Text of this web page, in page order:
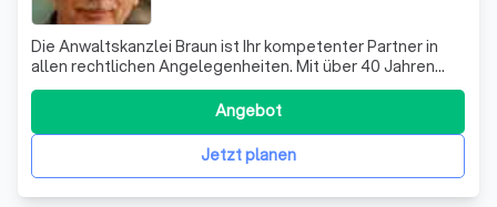
Die Anwaltskanzlei Braun ist Ihr kompetenter Partner in
allen rechtlichen Angelegenheiten. Mit über 40 Jahren
Erfahrung in der Branche, bieten wir Ihnen fundierte
Beratung und Unterstützung in verschiedenen
Rechtsgebieten. Unser Fokus liegt auf der Betreuung von
Einzelklienten und mittelständischen
Jetzt planen
Angebot